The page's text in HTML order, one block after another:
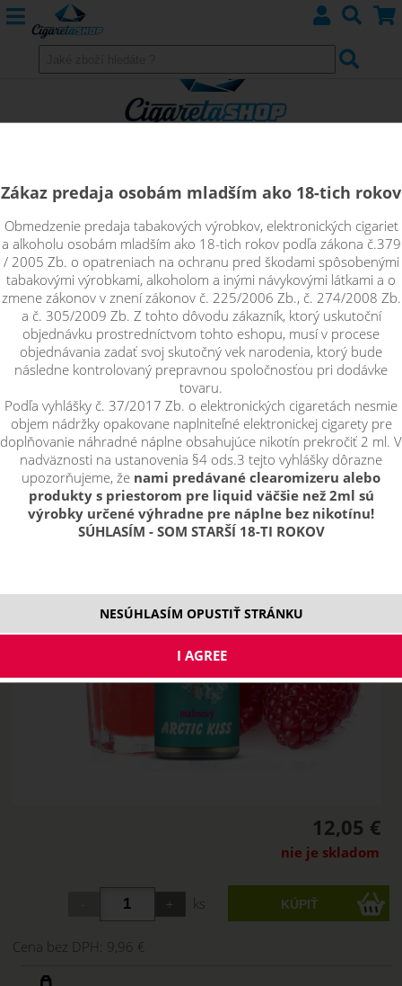
Malinový ARCTIC KISS / Malinová
limonáda - shake&vape CoolniSE
Pripravte sa na arktický bozk od vychladenej malinovky. Táto
tradičná limonáda s výrazne sladkými malinami a príjemne
chladivou stopou sa hravo stane vašou najobľúbenejšou
príchuťou nielen na leto.
12,05 €
nie je skladom
ks
Cena bez DPH: 9,96 €
Zákaz predaja osobám mladším ako 18-tich rokov
Obmedzenie predaja tabakových výrobkov, elektronických cigariet
a alkoholu osobám mladším ako 18-tich rokov podľa zákona č.379
/ 2005 Zb. o opatreniach na ochranu pred škodami spôsobenými
tabakovými výrobkami, alkoholom a inými návykovými látkami a o
zmene zákonov v znení zákonov č. 225/2006 Zb., č. 274/2008 Zb.
a č. 305/2009 Zb. Z tohto dôvodu zákazník, ktorý uskutoční
objednávku prostredníctvom tohto eshopu, musí v procese
objednávania zadať svoj skutočný vek narodenia, ktorý bude
následne kontrolovaný prepravnou spoločnosťou pri dodávke
tovaru.
Podľa vyhlášky č. 37/2017 Zb. o elektronických cigaretách nesmie
objem nádržky opakovane naplniteľné elektronickej cigarety pre
doplňovanie náhradné náplne obsahujúce nikotín prekročiť 2 ml. V
nadväznosti na ustanovenia §4 ods.3 tejto vyhlášky dôrazne
upozorňujeme, že nami predávané clearomizeru alebo
produkty s priestorom pre liquid väčšie než 2ml sú
výrobky určené výhradne pre náplne bez nikotínu!
SÚHLASÍM - SOM STARŠÍ 18-TI ROKOV
NESÚHLASÍM OPUSTIŤ STRÁNKU